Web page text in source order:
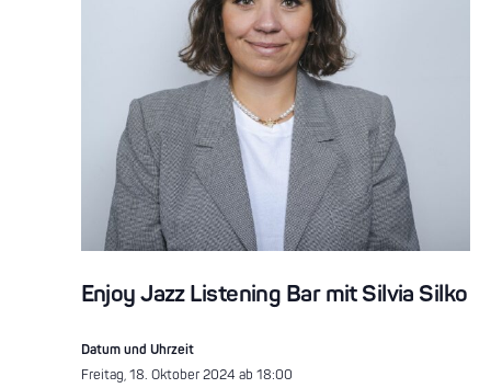
Enjoy Jazz Listening Bar mit Silvia Silko
Datum und Uhrzeit
Freitag, 18. Oktober 2024 ab 18:00